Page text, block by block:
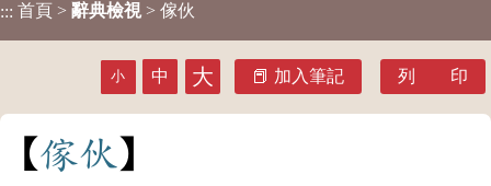
::: 首頁 > 辭典檢視 > 傢伙
小 中 大 加入筆記 列 印
傢伙